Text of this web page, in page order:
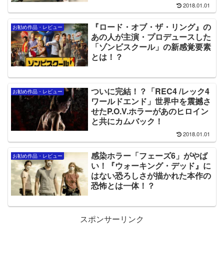
2018.01.01
お勧め作品・レビュー
『ロード・オブ・ザ・リング』の
あの人が主演・プロデュースした
「ゾンビスクール」の新感覚要素
とは！？
お勧め作品・レビュー
ついに完結！？「REC4 /レック4
ワールドエンド」世界中を震撼さ
せたP.O.V.ホラーがあのヒロイン
と共にカムバック！
2018.01.01
お勧め作品・レビュー
感染ホラー「フェーズ6」がやば
い！『ウォーキング・デッド』に
はない恐ろしさが描かれた本作の
恐怖とは一体！？
スポンサーリンク